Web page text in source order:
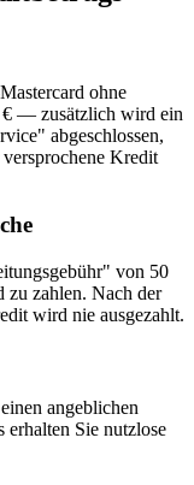
ohne
€ — zusätzlich wird ein
abgeschlossen,
Kredit
von 50
zu zahlen. Nach der
wird nie ausgezahlt.
angeblichen
erhalten Sie nutzlose